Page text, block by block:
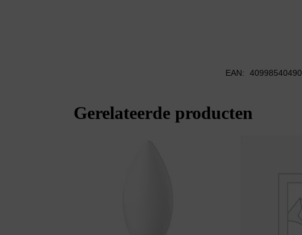
EAN:
Gerelateerde producten